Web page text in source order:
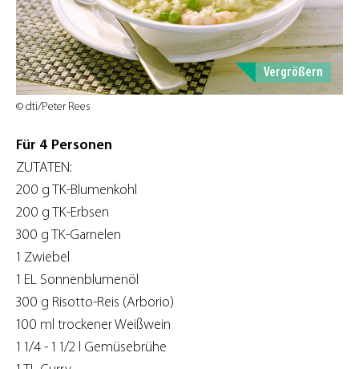
Vergrößern
© dti/Peter Rees
Für 4 Personen
ZUTATEN:
200 g TK-Blumenkohl
200 g TK-Erbsen
300 g TK-Garnelen
1 Zwiebel
1 EL Sonnenblumenöl
300 g Risotto-Reis (Arborio)
100 ml trockener Weißwein
1 1/4 - 1 1/2 l Gemüsebrühe